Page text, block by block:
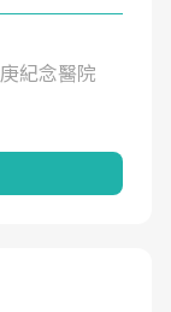
紀念醫院